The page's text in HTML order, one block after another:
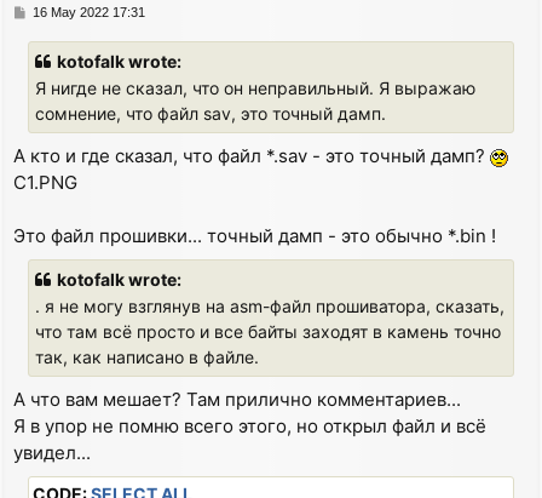
P16 May 2022 17:31
kotofalk wrote:
Я нигде не сказал, что он неправильный. Я выражаю
сомнение, что файл sav, это точный дамп.
А кто и где сказал, что файл *.sav - это точный дамп?
C1.PNG
Это файл прошивки... точный дамп - это обычно *.bin !
kotofalk wrote:
. я не могу взглянув на asm-файл прошиватора, сказать,
что там всё просто и все байты заходят в камень точно
так, как написано в файле.
А что вам мешает? Там прилично комментариев...
Я в упор не помню всего этого, но открыл файл и всё
увидел...